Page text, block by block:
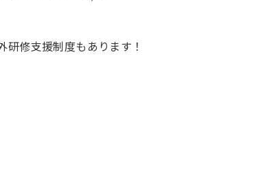
研修支援制度もあります！